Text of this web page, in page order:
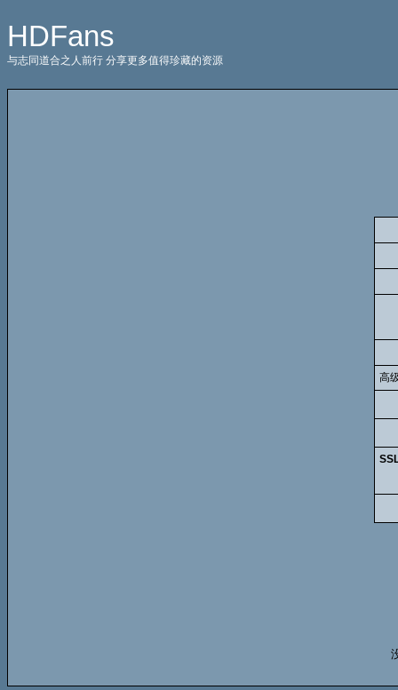
HDFans
与志同道合之人前行 分享更多值得珍藏的资源
高